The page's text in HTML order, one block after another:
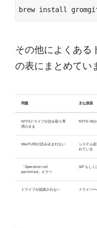
brew install
その他によくある
の表にまとめてい
問題 主な原因
NTFSドライブが読み取り専
用のまま
NTFS-3G
MacFUSEが読み込まれない
システム
れている
「Operation not
permitted」エラー
SIP もしく
ドライブが認識されない ドライバ